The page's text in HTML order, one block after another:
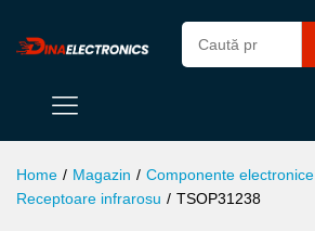
Home / Magazin / Componente electronice
Receptoare infrarosu / TSOP31238